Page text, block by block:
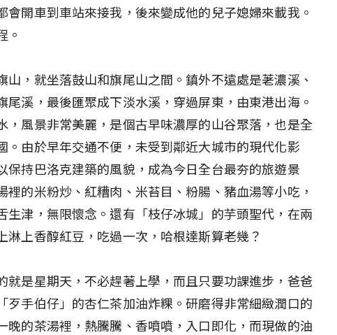
會開車到車站來接我，後來變成他的兒子媳婦來載我。
。
山，就坐落鼓山和旗尾山之間。鎮外不遠處是荖濃溪、
尾溪，最後匯聚成下淡水溪，穿過屏東，由東港出海。
，風景非常美麗，是個古早味濃厚的山谷聚落，也是全
。由於早年交通不便，未受到鄰近大城市的現代化影
保持巴洛克建築的風貌，成為今日全台最夯的旅遊景
裡的米粉炒、紅糟肉、米苔目、粉腸、豬血湯等小吃，
生津，無限懷念。還有「枝仔冰城」的芋頭聖代，在兩
淋上香醇紅豆，吃過一次，哈根達斯算老幾？
就是星期天，不必趕著上學，而且只要功課進步，爸爸
歹手伯仔」的杏仁茶加油炸粿。研磨得非常細緻潤口的
晚的茶湯裡，熱騰騰、香噴噴，入口即化，而現做的油